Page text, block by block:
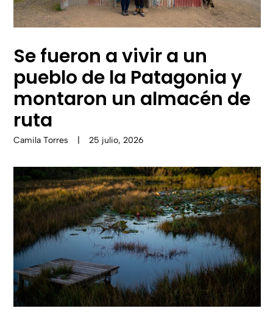
Se fueron a vivir a un
pueblo de la Patagonia y
montaron un almacén de
ruta
Camila Torres 25 julio, 2026